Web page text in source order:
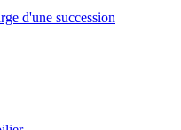
d'une succession